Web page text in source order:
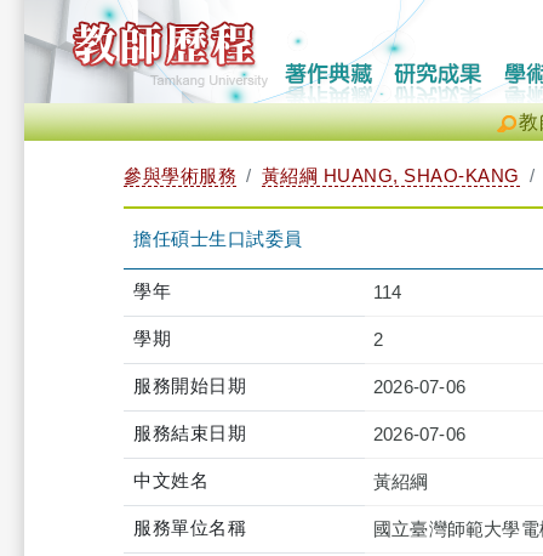
教
參與學術服務 黃紹綱 HUANG, SHAO-KANG
擔任碩士生口試委員
學年 114
學期 2
服務開始日期 2026-07-06
服務結束日期 2026-07-06
中文姓名 黃紹綱
服務單位名稱 國立臺灣師範大學